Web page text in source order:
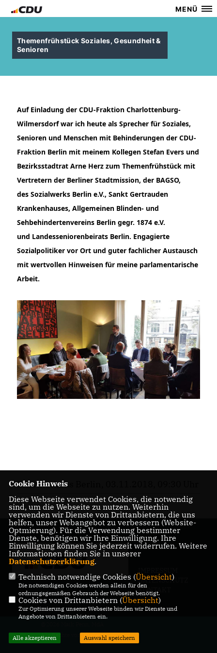
MENÜ
Themenfrühstück Soziales, Gesundheit &
Senioren
Auf Einladung der CDU-Fraktion Charlottenburg-
Wilmersdorfwar ich heute als Sprecher für Soziales,
Senioren und Menschen mit Behinderungen der CDU-
Fraktion Berlin mit meinem Kollegen Stefan Evers und
Bezirksstadtrat Arne Herz zum Themenfrühstück mit
Vertretern der Berliner Stadtmission, der BAGSO,
des Sozialwerks Berlin e.V., Sankt Gertrauden
Krankenhauses, Allgemeinen Blinden- und
Sehbehindertenvereins Berlin gegr. 1874 e.V.
und Landesseniorenbeirats Berlin. Engagierte
Sozialpolitiker vor Ort und guter fachlicher Austausch
mit wertvollen Hinweisen für meine parlamentarische
Arbeit.
Literaturhaus Berlin, 03.11.2018, 09:30 Uhr
DATENSCHUTZ
KONTAKT
Alle Rechte vorbehalten.
Cookie Hinweis
Diese Webseite verwendet Cookies, die notwendig
sind, um die Webseite zu nutzen. Weiterhin
verwenden wir Dienste von Drittanbietern, die uns
helfen, unser Webangebot zu verbessern (Website-
Optmierung). Für die Verwendung bestimmter
Dienste, benötigen wir Ihre Einwilligung. Ihre
Einwilligung können Sie jederzeit widerrufen. Weitere
Informationen finden Sie in unserer
Datenschutzerklärung.
Technisch notwendige Cookies (Übersicht)
Die notwendigen Cookies werden allein für den
ordnungsgemäßen Gebrauch der Webseite benötigt.
Cookies von Drittanbietern (Übersicht)
Zur Optimierung unserer Webseite binden wir Dienste und
Angebote von Drittanbietern ein.
Alle akzeptieren Auswahl speichern